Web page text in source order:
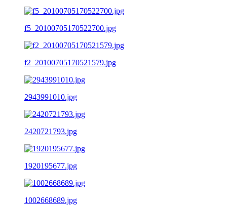
f5_20100705170522700.jpg
f2_20100705170521579.jpg
2943991010.jpg
2420721793.jpg
1920195677.jpg
1002668689.jpg